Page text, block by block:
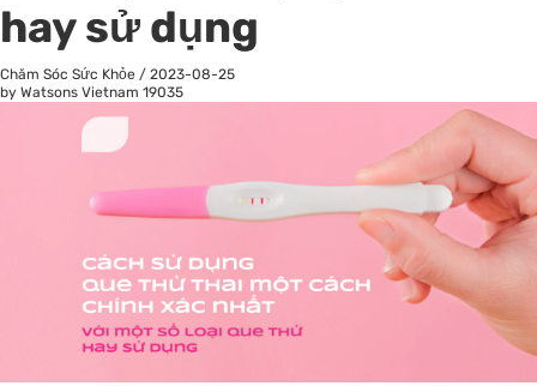
hay sử dụng
Chăm Sóc Sức Khỏe / 2023-08-25
by Watsons Vietnam 19035